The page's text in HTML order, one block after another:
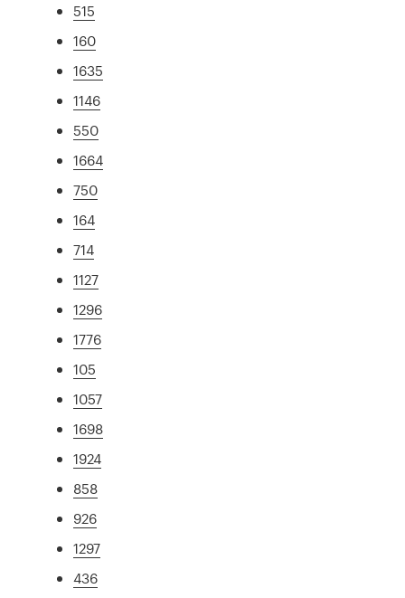
515
160
1635
1146
550
1664
750
164
714
1127
1296
1776
105
1057
1698
1924
858
926
1297
436